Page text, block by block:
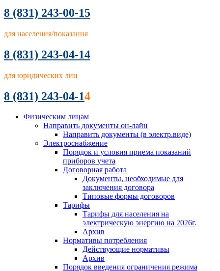
8 (831) 243-00-15
для населения/показания
8 (831) 243-04-14
для юридических лиц
8 (831) 243-04-14
Физическим лицам
Направить документы он-лайн
Направить документы (в электр.виде)
Электроснабжение
Порядок и условия приема показаний
приборов учета
Договорная работа
Документы, необходимые для
заключения договора
Типовые формы договоров
Тарифы
Тарифы для населения на
электрическую энергию на 2026г.
Архив
Нормативы потребления
Действующие нормативы
Архив
Порядок введения ограничения режима